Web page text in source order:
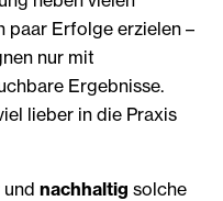
paar Erfolge erzielen –
nur mit
Ergebnisse.
lieber in die Praxis
und nachhaltig solche